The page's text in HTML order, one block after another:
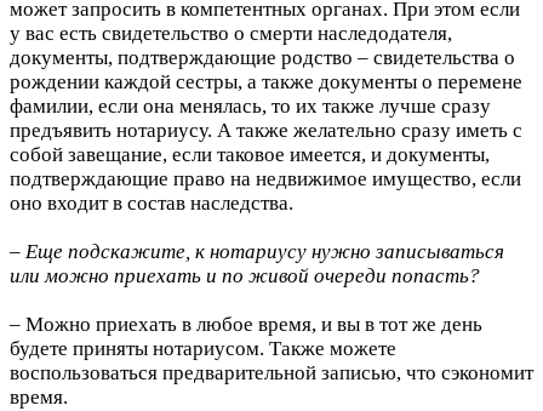
может запросить в компетентных органах. При этом если
у вас есть свидетельство о смерти наследодателя,
документы, подтверждающие родство – свидетельства о
рож­дении каждой сестры, а также документы о перемене
фамилии, если она менялась, то их также лучше сразу
предъявить нотариусу. А также желательно сразу иметь с
собой завещание, если таковое имеется, и документы,
подтверждающие право на недвижимое имущество, если
оно входит в состав наследства.
– Еще подскажите, к нотариусу нужно записываться
или можно приехать и по живой очереди попасть?
– Можно приехать в любое время, и вы в тот же день
будете приняты нотариусом. Также можете
воспользоваться предварительной записью, что сэкономит
время.